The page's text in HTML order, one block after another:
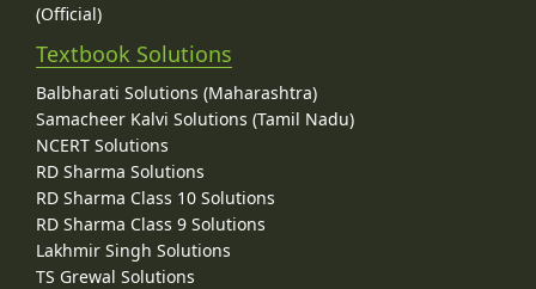
(Official)
Textbook Solutions
Balbharati Solutions (Maharashtra)
Samacheer Kalvi Solutions (Tamil Nadu)
NCERT Solutions
RD Sharma Solutions
RD Sharma Class 10 Solutions
RD Sharma Class 9 Solutions
Lakhmir Singh Solutions
TS Grewal Solutions